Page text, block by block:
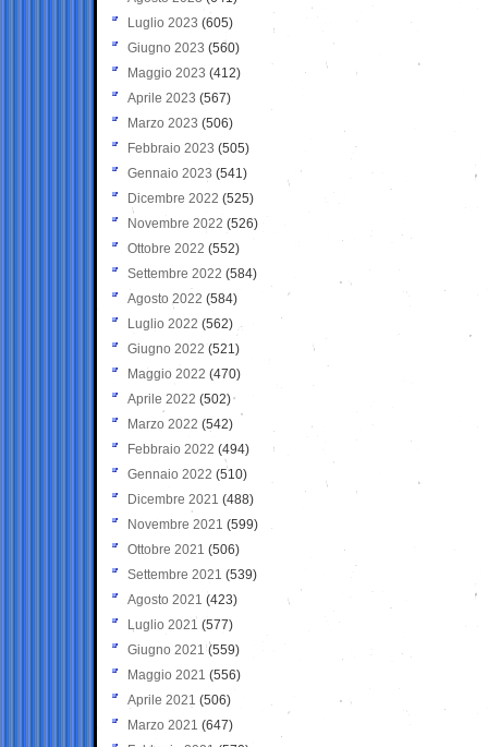
Luglio 2023 (605)
Giugno 2023 (560)
Maggio 2023 (412)
Aprile 2023 (567)
Marzo 2023 (506)
Febbraio 2023 (505)
Gennaio 2023 (541)
Dicembre 2022 (525)
Novembre 2022 (526)
Ottobre 2022 (552)
Settembre 2022 (584)
Agosto 2022 (584)
Luglio 2022 (562)
Giugno 2022 (521)
Maggio 2022 (470)
Aprile 2022 (502)
Marzo 2022 (542)
Febbraio 2022 (494)
Gennaio 2022 (510)
Dicembre 2021 (488)
Novembre 2021 (599)
Ottobre 2021 (506)
Settembre 2021 (539)
Agosto 2021 (423)
Luglio 2021 (577)
Giugno 2021(559)
Maggio 2021 (556)
Aprile 2021 (506)
Marzo 2021 (647)